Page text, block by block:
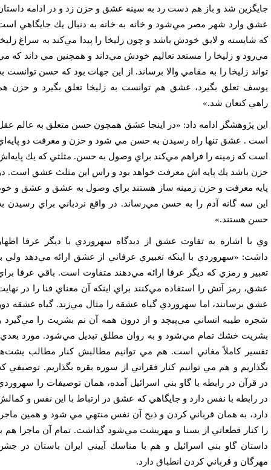
شد و باز هم دست رد به سينه عشق و حزن زد و در ادامه داستان
وارد شهر مصر مي‌شود و خانه به خانه به دنبال يك جايگاهي است
شايسته و لايق خودش باشد و چون زليخا را پيدا مي‌كند به سراغ زليخا
و زليخا را مستعد تعاليم خودش مي‌داند و همچنين مي داند كه مي
زليخا را به مقامي والا برساند. از اين جهات بود كه حسن توانست به
تعلق بگيرد، عشق هم توانست به زليخا تعلق بگيرد و حزن هم
كنعان شد.»
پژوهشگر ادامه داد: «در اينجا عشق همچون حسن متعلق به عالم عقل
. عشق تنها راه رسيدن به حسن مي شود و حزن و معرفت دو پايه‌اي
كه زمينه را فراهم مي‌كند براي وصول به حسن. مثلثي كه يك پايه‌اش
باشد يك پايه اش معرفت خواهد بود و راس اين مثلث عشق است. دو
معرفت و حزن زمينه ساز هستند براي وصول به عشق و عشق و خود
سه گانه آدم را به حسن مي‌رساند. در واقع نردباني براي رسيدن به
هستند.»
با اشاره به تفاوت عشق از ديدگاه سهروردي با ديگر عرفا اظهار
«سهروردي با اينكه تعبيري عرفاني از عشق ارائه مي‌دهد ولي با
و رمزي كه ديگر عرفا ارائه مي‌دهند متفاوت است. باقي عرفا براي
رمز آتش را استفاده مي‌كنند براي اينكه آن معناي فنا را در نهايت
برسانند، اما سهروردي گياه عشقه را مثال مي‌زند. گياه عشقه دور
طيبه انساني مي‌پيچد و از درون همه آن نم بشريت را مي‌گيرد و
خشك تمام مي‌شود و به روان مطلق تبديل مي‌شود. مورد بعدي،
كاملاً مغاني است. هم مي توانيم مطالبش كنار مطالب يشت‌ها
و هم مي توانيم كنار فقراتي از سوره بقره بگذاريم. توصيفي كه
قرآن در رابطه با گاو بني اسرائيل آمده، همان توصيفات را سهروردي
رابطه با نفس دارد و جايگاهي كه عشق در ارتباط با اين نفس و كمالش
به همان قرباني كردن و ذبح آن نفس منتهي مي شود و همين ماجرا
كنار قطعاتي از يسنا و مهريشت مي‌شود گذاشت. تمام آن ماجرا هم با
گاو بني اسرائيل و هم با مناسك آييني ايران باستان در جشن
و قرباني كردن انطباق دارد.